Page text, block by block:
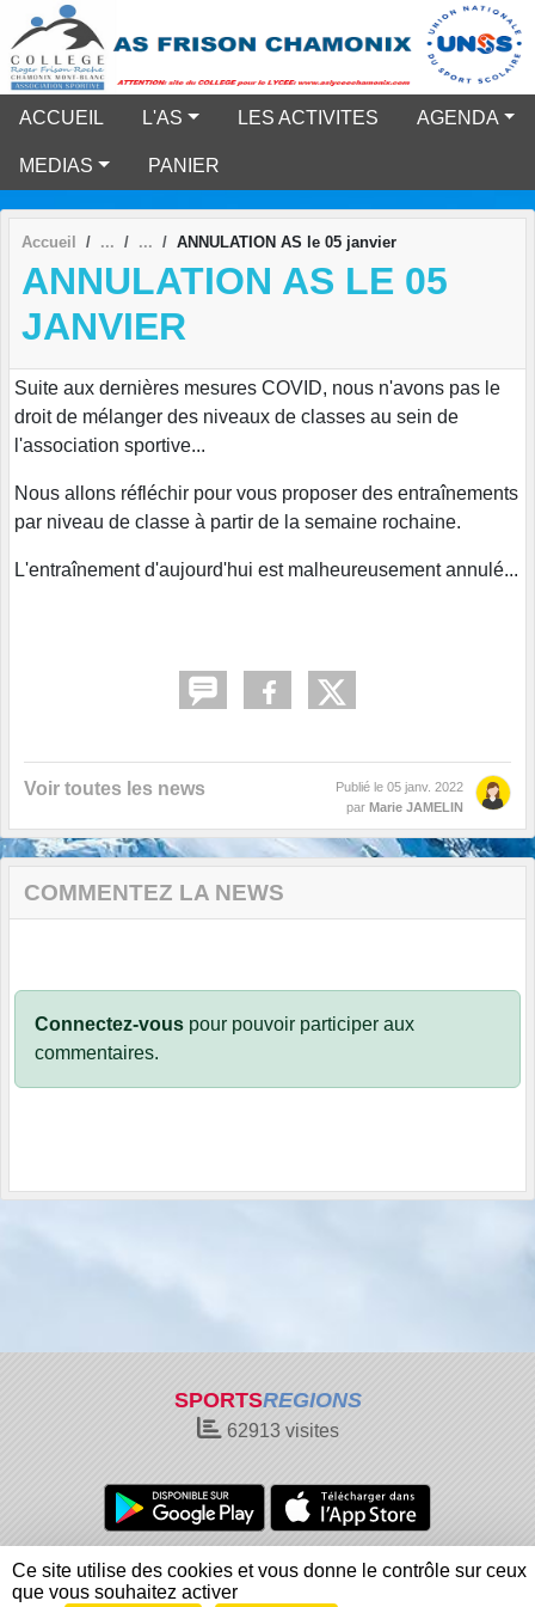
ACCUEIL L'AS LES ACTIVITES AGENDA
MEDIAS PANIER
Accueil ANNULATION AS le 05 janvier
ANNULATION AS LE 05
JANVIER
Suite aux dernières mesures COVID, nous n'avons pas le
droit de mélanger des niveaux de classes au sein de
l'association sportive...
Nous allons réfléchir pour vous proposer des entraînements
par niveau de classe à partir de la semaine rochaine.
L'entraînement d'aujourd'hui est malheureusement annulé...
Voir toutes les news Publié le 05 janv. 2022
par Marie JAMELIN
COMMENTEZ LA NEWS
Connectez-vous pour pouvoir participer aux
commentaires.
SPORTSREGIONS
62913visites
Charte cookies
Gestion des cookies
Informations légales
Signaler un contenu inapproprié
Panneau de gestion des cookies
Ce site utilise des cookies et vous donne le contrôle sur ceux
que vous souhaitez activer